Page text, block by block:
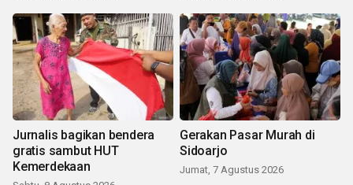
Jurnalis bagikan bendera
gratis sambut HUT
Kemerdekaan
Gerakan Pasar Murah di
Sidoarjo
Jumat, 7 Agustus 2026